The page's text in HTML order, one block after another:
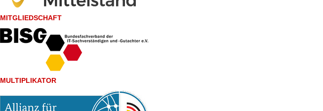
MITGLIEDSCHAFT
MULTIPLIKATOR